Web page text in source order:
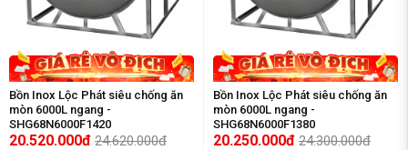
Bồn Inox Lộc Phát siêu chống ăn
mòn 6000L ngang -
SHG68N6000F1420
20.520.000đ 24.620.000đ
Bồn Inox Lộc Phát siêu chống ăn
mòn 6000L ngang -
SHG68N6000F1380
20.250.000đ 24.300.000đ